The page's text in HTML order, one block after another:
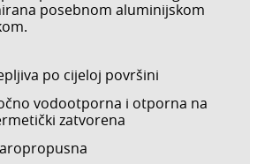
posebnom aluminijskom
po cijeloj površini
vodootporna i otporna na
zatvorena